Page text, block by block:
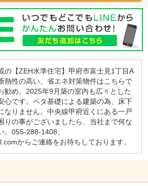
の【ZEH水準住宅】甲府市富士見1丁目A
熱性の高い、省エネ対策物件はこちらで
勧め。2025年9月築の室内も広々とした
心です。ベタ基礎による建築の為、床下
なりません。中央線甲府近くにある一戸
りの事がございましたら、当社まで何な
。055-288-1408、
からご連絡をお待ちしております。